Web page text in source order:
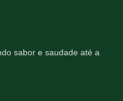
sabor e saudade até a